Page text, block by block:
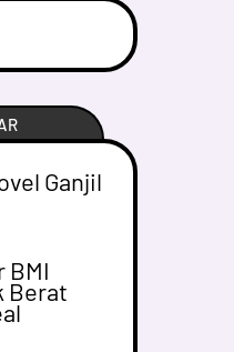
Ganjil
BMI
Berat